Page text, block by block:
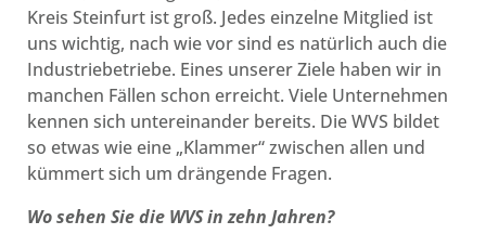
Kreis Steinfurt ist groß. Jedes einzelne Mitglied ist
uns wichtig, nach wie vor sind es natürlich auch die
Industriebetriebe. Eines unserer Ziele haben wir in
manchen Fällen schon erreicht. Viele Unternehmen
kennen sich untereinander bereits. Die WVS bildet
so etwas wie eine „Klammer“ zwischen allen und
kümmert sich um drängende Fragen.
Wo sehen Sie die WVS in zehn Jahren?